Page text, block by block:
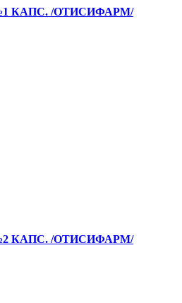
КАПС. /ОТИСИФАРМ/
КАПС. /ОТИСИФАРМ/